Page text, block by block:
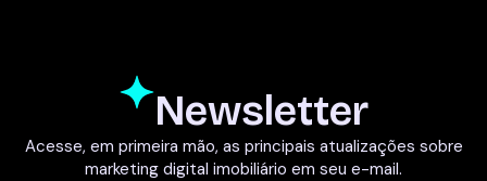
Newsletter
Acesse, em primeira mão, as principais atualizações sobre
marketing digital imobiliário em seu e-mail.